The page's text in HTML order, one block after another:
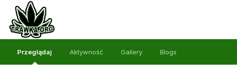
Przeglądaj Aktywność Gallery Blogs